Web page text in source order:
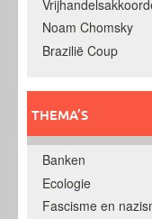
Noam Chomsky
Brazilië Coup
THEMA’S
Banken
Ecologie
Fascisme en